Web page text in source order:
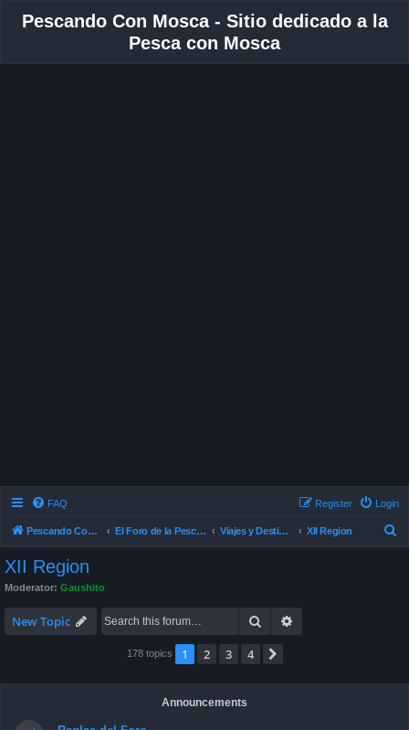
Pescando Con Mosca - Sitio dedicado a la
Pesca con Mosca
FAQ Login
Register
Pescando Con Mosca El Foro de la Pesca con Mosca en Chile Viajes y Destinos de Pesca XII Region
XII Region
Moderator: Gaushito
New Topic Search
178 topics 1 2 3 4
Announcements